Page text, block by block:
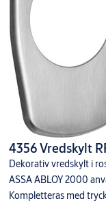
4356 Vredskylt
Dekorativ vredskylt i
ASSA ABLOY 2000
Kompletteras med